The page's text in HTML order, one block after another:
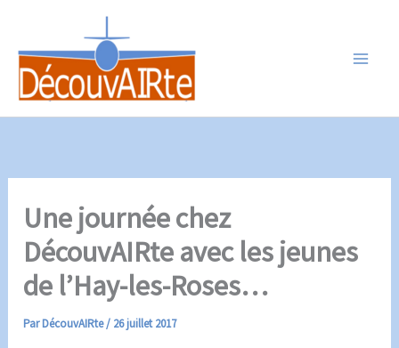
contenu
Une journée chez
DécouvAIRte avec les jeunes
de l’Hay-les-Roses…
ParDécouvAIRte/ 26 juillet 2017